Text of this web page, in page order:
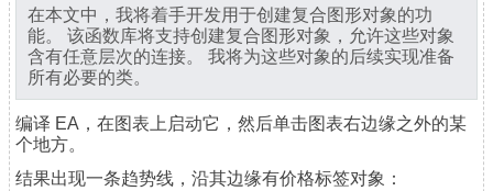
在本文中，我将着手开发用于创建复合图形对象的功
能。 该函数库将支持创建复合图形对象，允许这些对象
含有任意层次的连接。 我将为这些对象的后续实现准备
所有必要的类。
编译 EA，在图表上启动它，然后单击图表右边缘之外的某
个地方。
结果出现一条趋势线，沿其边缘有价格标签对象：